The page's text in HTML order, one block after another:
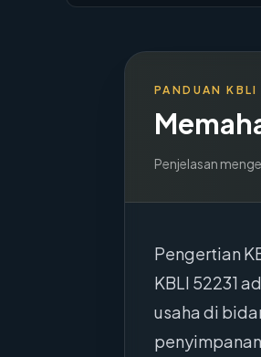
PANDUAN KBLI
Penjelasan
Pengertian
KBLI 52231
usaha di